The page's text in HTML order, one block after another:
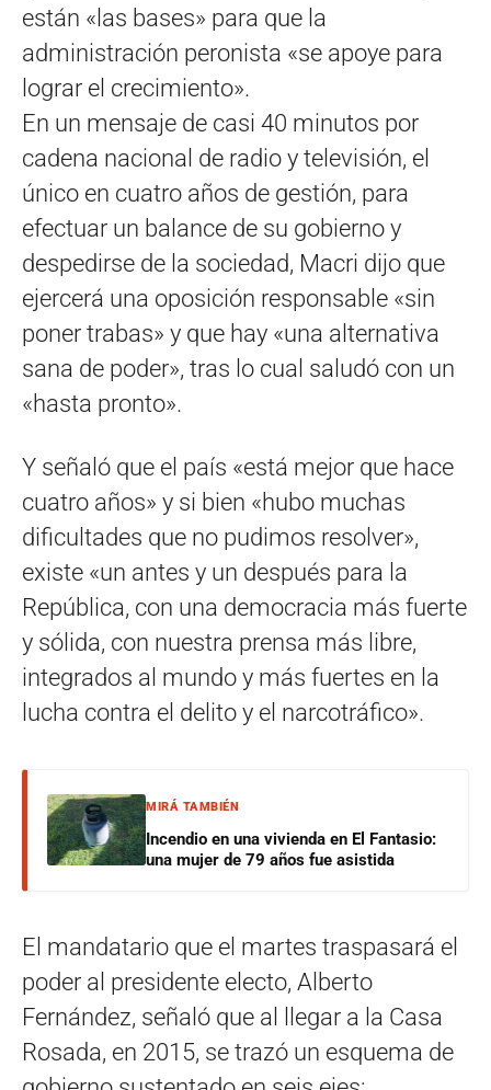
están «las bases» para que la
administración peronista «se apoye para
lograr el crecimiento».
En un mensaje de casi 40 minutos por
cadena nacional de radio y televisión, el
único en cuatro años de gestión, para
efectuar un balance de su gobierno y
despedirse de la sociedad, Macri dijo que
ejercerá una oposición responsable «sin
poner trabas» y que hay «una alternativa
sana de poder», tras lo cual saludó con un
«hasta pronto».
Y señaló que el país «está mejor que hace
cuatro años» y si bien «hubo muchas
dificultades que no pudimos resolver»,
existe «un antes y un después para la
República, con una democracia más fuerte
y sólida, con nuestra prensa más libre,
integrados al mundo y más fuertes en la
lucha contra el delito y el narcotráfico».
MIRÁ TAMBIÉN
Incendio en una vivienda en El Fantasio:
una mujer de 79 años fue asistida
El mandatario que el martes traspasará el
poder al presidente electo, Alberto
Fernández, señaló que al llegar a la Casa
Rosada, en 2015, se trazó un esquema de